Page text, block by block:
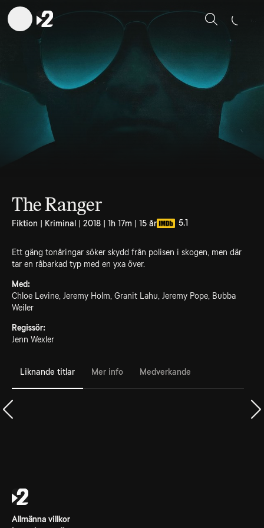
Sök
The Ranger
Fiktion | Kriminal | 2018 | 1h 17m | 15 år 5.1
Ett gäng tonåringar söker skydd från polisen i skogen, men där
tar en råbarkad typ med en yxa över.
Med:
Chloe Levine, Jeremy Holm, Granit Lahu, Jeremy Pope, Bubba
Weiler
Regissör:
Jenn Wexler
Liknande titlar Mer info Medverkande
Allmänna villkor